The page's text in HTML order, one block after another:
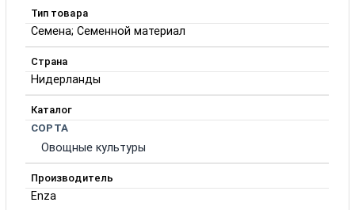
Тип товара
Семена; Семенной материал
Страна
Нидерланды
Каталог
СОРТА
Овощные культуры
Производитель
Enza